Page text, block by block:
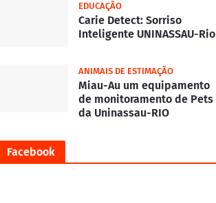
EDUCAÇÃO
Carie Detect: Sorriso
Inteligente UNINASSAU-Rio
ANIMAIS DE ESTIMAÇÃO
Miau-Au um equipamento
de monitoramento de Pets
da Uninassau-RIO
Facebook